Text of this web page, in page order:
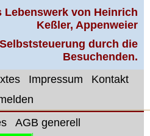
Lebenswerk von Heinrich
Keßler, Appenweier
durch die
Besuchenden.
Impressum
Kontakt
AGB generell